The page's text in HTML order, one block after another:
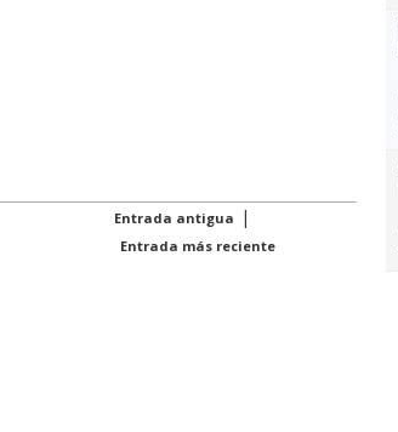
Entrada antigua |
Entrada más reciente